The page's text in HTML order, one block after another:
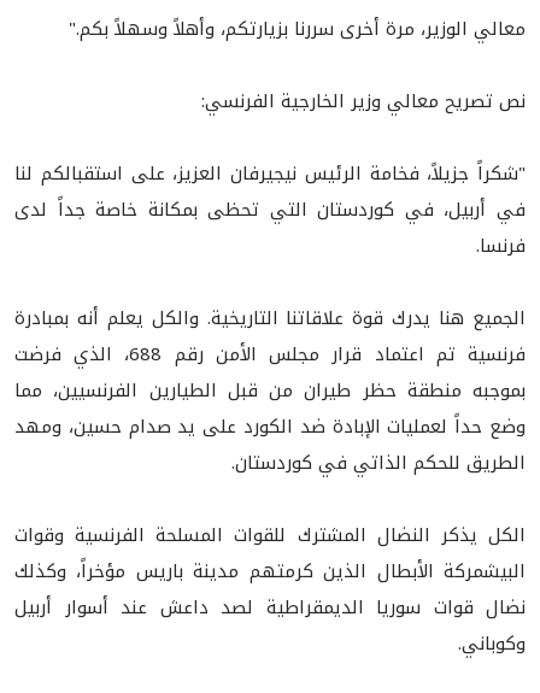
معالي الوزير، مرة أخرى سررنا بزيارتكم، وأهلاً وسهلاً بكم."
نص تصريح معالي وزير الخارجية الفرنسي:
"شكراً جزيلاً، فخامة الرئيس نيجيرفان العزيز، على استقبالكم لنا
في أربيل، في كوردستان التي تحظى بمكانة خاصة جداً لدى
فرنسا.
الجميع هنا يدرك قوة علاقاتنا التاريخية. والكل يعلم أنه بمبادرة
فرنسية تم اعتماد قرار مجلس الأمن رقم 688، الذي فرضت
بموجبه منطقة حظر طيران من قبل الطيارين الفرنسيين، مما
وضع حداً لعمليات الإبادة ضد الكورد على يد صدام حسين، ومهد
الطريق للحكم الذاتي في كوردستان.
الكل يذكر النضال المشترك للقوات المسلحة الفرنسية وقوات
البيشمركة الأبطال الذين كرمتهم مدينة باريس مؤخراً، وكذلك
نضال قوات سوريا الديمقراطية لصد داعش عند أسوار أربيل
وكوباني.